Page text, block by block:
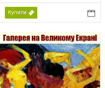
Купити